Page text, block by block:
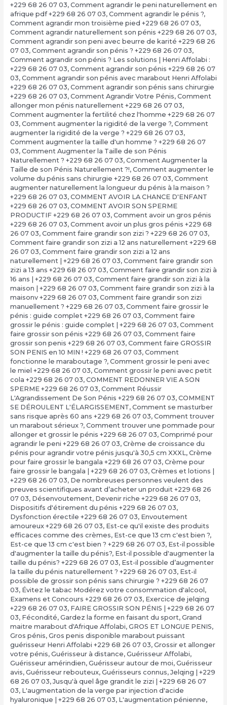
+229 68 26 07 03, Comment agrandir le peni naturellement en
afrique pdf +229 68 26 07 03, Comment agrandir le pénis ?,
Comment agrandir mon troisième pied +229 68 26 07 03,
Comment agrandir naturellement son pénis +229 68 26 07 03,
Comment agrandir son peni avec beurre de karité +229 68 26
07 03, Comment agrandir son pénis ? +229 68 26 07 03,
Comment agrandir son pénis ? Les solutions | Henri Affolabi :
+229 68 26 07 03, Comment agrandir son pénis +229 68 26 07
03, Comment agrandir son pénis avec marabout Henri Affolabi
+229 68 26 07 03, Comment agrandir son pénis sans chirurgie
+229 68 26 07 03, Comment Agrandir Votre Pénis, Comment
allonger mon pénis naturellement +229 68 26 07 03,
Comment augmenter la fertilité chez l'homme +229 68 26 07
03, Comment augmenter la rigidité de la verge ?, Comment
augmenter la rigidité de la verge ? +229 68 26 07 03,
Comment augmenter la taille d'un homme ? +229 68 26 07
03, Comment Augmenter la Taille de son Pénis
Naturellement ? +229 68 26 07 03, Comment Augmenter la
Taille de son Pénis Naturellement ?!, Comment augmenter le
volume du pénis sans chirurgie +229 68 26 07 03, Comment
augmenter naturellement la longueur du pénis à la maison ?
+229 68 26 07 03, COMMENT AVOIR LA CHANCE D'ENFANT
+229 68 26 07 03, COMMENT AVOIR SON SPERME
PRODUCTIF +229 68 26 07 03, Comment avoir un gros pénis
+229 68 26 07 03, Comment avoir un plus gros pénis +229 68
26 07 03, Comment faire grandir son zizi ? +229 68 26 07 03,
Comment faire grandir son zizi a 12 ans naturellement +229 68
26 07 03, Comment faire grandir son zizi a 12 ans
naturellement | +229 68 26 07 03, Comment faire grandir son
zizi a 13 ans +229 68 26 07 03, Comment faire grandir son zizi à
16 ans | +229 68 26 07 03, Comment faire grandir son zizi à la
maison | +229 68 26 07 03, Comment faire grandir son zizi à la
maisonv +229 68 26 07 03, Comment faire grandir son zizi
manuellement ? +229 68 26 07 03, Comment faire grossir le
pénis : guide complet +229 68 26 07 03, Comment faire
grossir le pénis : guide complet | +229 68 26 07 03, Comment
faire grossir son pénis +229 68 26 07 03, Comment faire
grossir son penis +229 68 26 07 03, Comment faire GROSSIR
SON PENIS en 10 MIN ! +229 68 26 07 03, Comment
fonctionne le maraboutage ?, Comment grossir le peni avec
le miel +229 68 26 07 03, Comment grossir le peni avec petit
cola +229 68 26 07 03, COMMENT REDONNER VIE A SON
SPERME +229 68 26 07 03, Comment Réussir
L'Agrandissement De Son Pénis +229 68 26 07 03, COMMENT
SE DÉROULENT L'ÉLARGISSEMENT, Comment se masturber
sans risque après 60 ans +229 68 26 07 03, Comment trouver
un marabout sérieux ?, Comment trouver une pommade pour
allonger et grossir le pénis +229 68 26 07 03, Comprimé pour
agrandir le peni +229 68 26 07 03, Crème de croissance du
pénis pour agrandir votre pénis jusqu'à 30,5 cm XXXL, Crème
pour faire grossir le bangala +229 68 26 07 03, Crème pour
faire grossir le bangala | +229 68 26 07 03, Crèmes et lotions |
+229 68 26 07 03, De nombreuses personnes veulent des
preuves scientifiques avant d’acheter un produit +229 68 26
07 03, Désenvoutement, Devenir riche +229 68 26 07 03,
Dispositifs d'étirement du pénis +229 68 26 07 03,
Dysfonction érectile +229 68 26 07 03, Envoutement
amoureux +229 68 26 07 03, Est-ce qu'il existe des produits
efficaces comme des crèmes, Est-ce que 13 cm c'est bien ?,
Est-ce que 13 cm c'est bien ? +229 68 26 07 03, Est-il possible
d'augmenter la taille du pénis?, Est-il possible d'augmenter la
taille du pénis? +229 68 26 07 03, Est-il possible d’augmenter
la taille du pénis naturellement ? +229 68 26 07 03, Est-il
possible de grossir son pénis sans chirurgie ? +229 68 26 07
03, Évitez le tabac Modérez votre consommation d'alcool ,
Examens et Concours +229 68 26 07 03, Exercice de jelqing
+229 68 26 07 03, FAIRE GROSSIR SON PÉNIS | +229 68 26 07
03, Fécondité, Gardez la forme en faisant du sport, Grand
maitre marabout d'Afrique Affolabi, GROS ET LONGUE PENIS,
Gros pénis, Gros penis disponible marabout puissant
guérisseur Henri Affolabi +229 68 26 07 03, Grossir et allonger
votre pénis, Guérisseur à distance, Guérisseur Affolabi,
Guérisseur amérindien, Guérisseur autour de moi, Guérisseur
avis, Guérisseur rebouteux, Guérisseurs connus, Jelqing | +229
68 26 07 03, Jusqu'à quel âge grandit le zizi | +229 68 26 07
03, L'augmentation de la verge par injection d'acide
hyaluronique | +229 68 26 07 03, L'augmentation pénienne,